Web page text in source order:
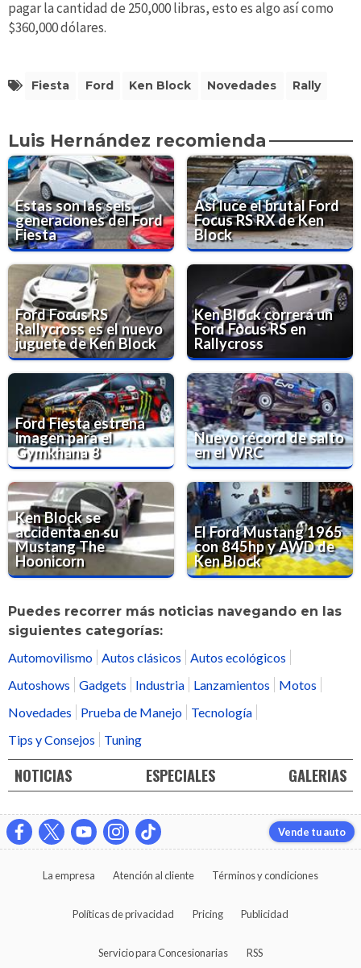
pagar la cantidad de 250,000 libras, esto es algo así como
$360,000 dólares.
Fiesta Ford Ken Block Novedades Rally
Luis Hernández recomienda
Estas son las seis
generaciones del Ford
Fiesta
Así luce el brutal Ford
Focus RS RX de Ken
Block
Ford Focus RS
Rallycross es el nuevo
juguete de Ken Block
Ken Block correrá un
Ford Focus RS en
Rallycross
Ford Fiesta estrena
imagen para el
Gymkhana 8
Nuevo récord de salto
en el WRC
Ken Block se
accidenta en su
Mustang The
Hoonicorn
El Ford Mustang 1965
con 845hp y AWD de
Ken Block
Puedes recorrer más noticias navegando en las
siguientes categorías:
Automovilismo Autos clásicos
Autos ecológicos
Autoshows
Gadgets Industria Lanzamientos
Motos
Novedades
Prueba de Manejo
Tecnología
Tips y Consejos
Tuning
NOTICIAS ESPECIALES GALERIAS
Vende tu auto
La empresa Atención al cliente Términos y condiciones
Políticas de privacidad Pricing Publicidad
Servicio para Concesionarias RSS